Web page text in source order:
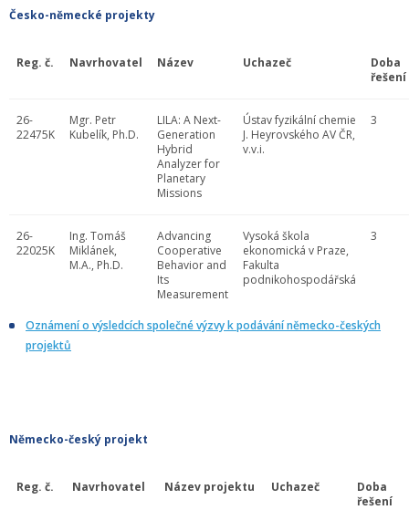
Česko-německé projekty
Reg. č. Navrhovatel Název Uchazeč
Doba
řešení
26-
22475K
Mgr. Petr
Kubelík, Ph.D.
LILA: A Next-
Generation
Hybrid
Analyzer for
Planetary
Missions
Ústav fyzikální chemie
J. Heyrovského AV ČR,
v.v.i.
3
26-
22025K
Ing. Tomáš
Miklánek,
M.A., Ph.D.
Advancing
Cooperative
Behavior and
Its
Measurement
Vysoká škola
ekonomická v Praze,
Fakulta
podnikohospodářská
3
Oznámení o výsledcích společné výzvy k podávání německo-českých
projektů
Německo-český projekt
Reg. č. Navrhovatel Název projektu Uchazeč
Doba
řešení